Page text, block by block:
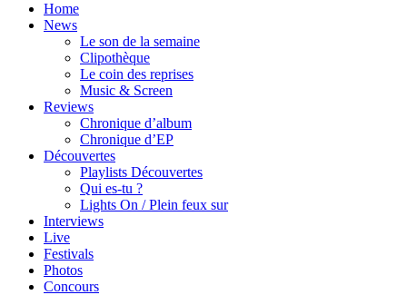
Home
News
Le son de la semaine
Clipothèque
Le coin des reprises
Music & Screen
Reviews
Chronique d’album
Chronique d’EP
Découvertes
Playlists Découvertes
Qui es-tu ?
Lights On / Plein feux sur
Interviews
Live
Festivals
Photos
Concours